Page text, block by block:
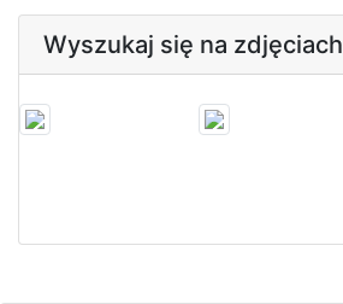
Wyszukaj się na zdjęciach